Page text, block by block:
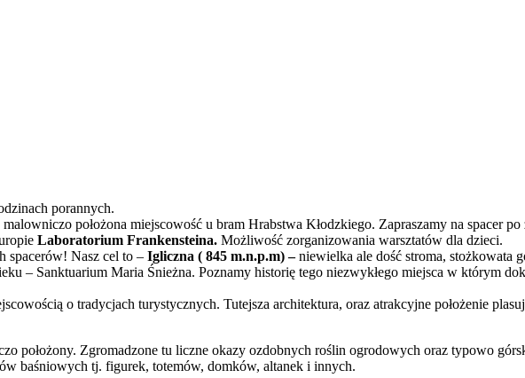
porannych.
malowniczo położona miejscowość u bram Hrabstwa Kłodzkiego. Zapraszamy na spacer
Laboratorium Frankensteina. Możliwość zorganizowania warsztatów dla dzieci.
spacerów! Nasz cel to – Igliczna ( 845 m.n.p.m) –niewielka ale dość stroma, stożkowata
– Sanktuarium Maria Śnieżna. Poznamy historię tego niezwykłego miejsca w którym
o tradycjach turystycznych. Tutejsza architektura, oraz atrakcyjne położenie
położony. Zgromadzone tu liczne okazy ozdobnych roślin ogrodowych oraz typowo
baśniowych tj. figurek, totemów, domków, altanek i innych.